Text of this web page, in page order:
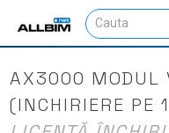
AX3000 MODUL
(INCHIRIERE PE